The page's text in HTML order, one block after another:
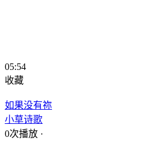
05:54
收藏
如果没有祢
小草诗歌
0次播放 ·